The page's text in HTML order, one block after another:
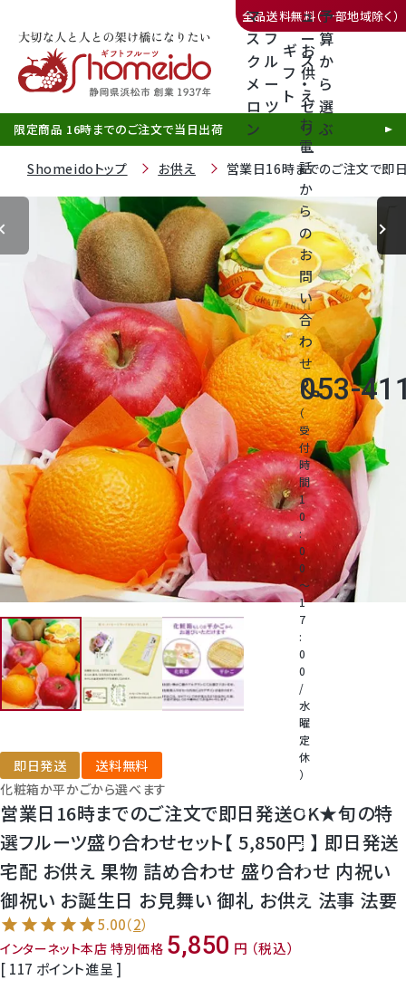
全品送料無料（一部地域除く）
マ
ス
ク
メ
ロ
ン
フ
ル
ー
ツ
ギ
フ
ト
お
供
え
ュ
ー
ス
・
ゼ
リ
ー
予
算
か
ら
選
ぶ
お
電
話
か
ら
の
お
問
い
合
わ
せ
call
053-
（
受
付
時
間
1
0
:
0
0
～
1
7
:
0
0
/
水
曜
定
休
）
話
号
を
タ
ッ
静岡産クラウンメロン
天使音（あまね）マスクメロン
クラウンメロンゼリー
桃
大糖領桃
温室みかん(ハウスみかん)
梨
幸水梨ロイヤル
シャインマスカット
クイーンルージュ
神紅ぶどう
ナガノパープル
1房からOK！ぶどう狩り
宮崎産パパイヤ
限定商品 16時までのご注文で当日出荷
Shomeidoトップ お供え 営業日16時までのご注文で即
即日発送
送料無料
化粧箱か平かごから選べます
営業日16時までのご注文で即日発送OK★旬の特
選フルーツ盛り合わせセット【 5,850円 】 即日発送
宅配 お供え 果物 詰め合わせ 盛り合わせ 内祝い
御祝い お誕生日 お見舞い 御礼 お供え 法事 法要
5.00（2）
インターネット本店 特別価格 5,850
税込
[ 117 ポイント進呈 ]